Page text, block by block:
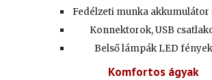
Fedélzeti munka akkumulátor
Konnektorok, USB
Belső lámpák LED
Komfortos ágyak